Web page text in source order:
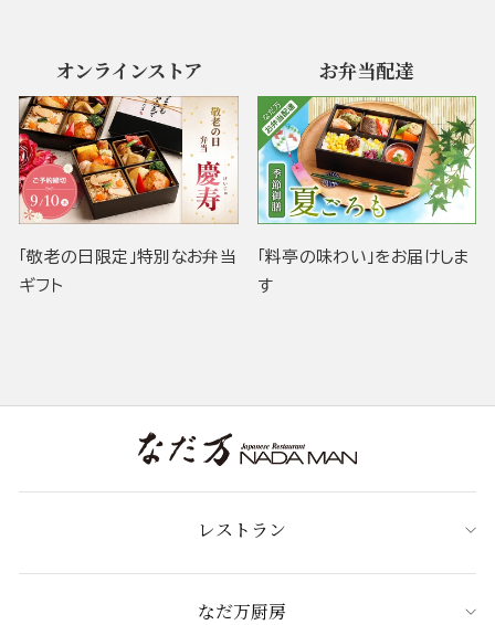
オンラインストア
「敬老の日限定」特別なお弁当
ギフト
お弁当配達
「料亭の味わい」をお届けしま
す
レストラン
なだ万厨房